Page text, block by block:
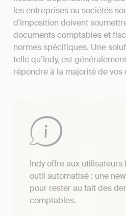
les entreprises ou sociétés
d'imposition doivent
documents comptables et
normes spécifiques. Une
telle qu’Indy, est
répondre à la majorité de
Indy offre aux utilisateurs
outil automatisé : une
pour rester au fait des
comptables.